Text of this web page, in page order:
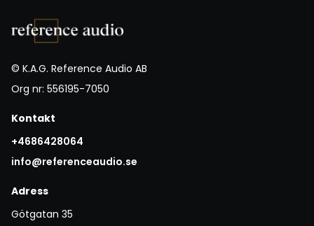
© K.A.G. Reference Audio AB
Org nr: 556195-7050
Kontakt
+4686428064
info@referenceaudio.se
Adress
Götgatan 35